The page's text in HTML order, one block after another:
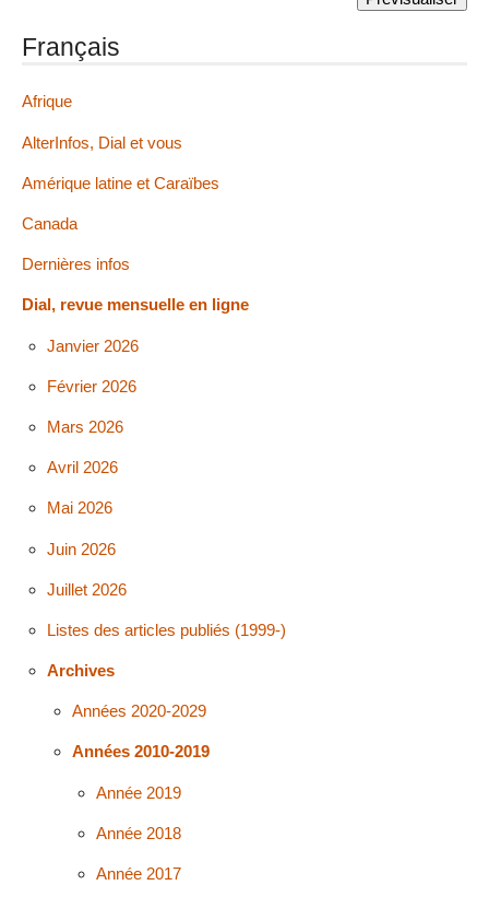
Français
Afrique
AlterInfos, Dial et vous
Amérique latine et Caraïbes
Canada
Dernières infos
Dial, revue mensuelle en ligne
Janvier 2026
Février 2026
Mars 2026
Avril 2026
Mai 2026
Juin 2026
Juillet 2026
Listes des articles publiés (1999-)
Archives
Années 2020-2029
Années 2010-2019
Année 2019
Année 2018
Année 2017